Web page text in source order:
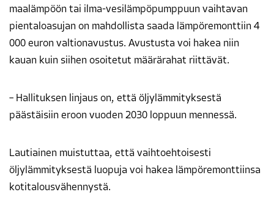
maalämpöön tai ilma-vesilämpöpumppuun vaihtavan
pientaloasujan on mahdollista saada lämpöremonttiin 4
000 euron valtionavustus. Avustusta voi hakea niin
kauan kuin siihen osoitetut määrärahat riittävät.
– Hallituksen linjaus on, että öljylämmityksestä
päästäisiin eroon vuoden 2030 loppuun mennessä.
Lautiainen muistuttaa, että vaihtoehtoisesti
öljylämmityksestä luopuja voi hakea lämpöremonttiinsa
kotitalousvähennystä.